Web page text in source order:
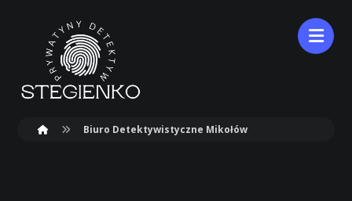
Biuro Detektywistyczne Mikołów